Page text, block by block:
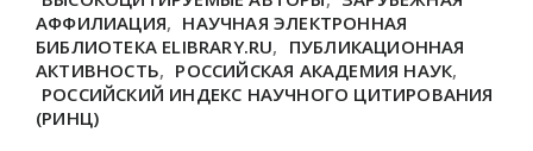
АФФИЛИАЦИЯ, НАУЧНАЯ ЭЛЕКТРОННАЯ
БИБЛИОТЕКА ELIBRARY.RU, ПУБЛИКАЦИОННАЯ
АКТИВНОСТЬ, РОССИЙСКАЯ АКАДЕМИЯ НАУК,
РОССИЙСКИЙ ИНДЕКС НАУЧНОГО ЦИТИРОВАНИЯ
(РИНЦ)